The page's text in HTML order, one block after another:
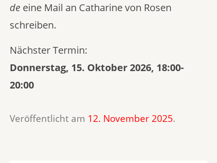
de eine Mail an Catharine von Rosen
schreiben.
Nächster Termin:
Donnerstag, 15. Oktober 2026, 18:00-
20:00
Veröffentlicht am 12. November 2025.